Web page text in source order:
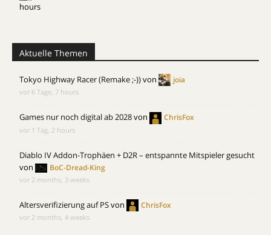
hours
Aktuelle Themen
Tokyo Highway Racer (Remake ;-))von joia
vor 6 Tage, 7 hours
Games nur noch digital ab 2028von ChrisFox
vor 1 Tag, 2 hours
Diablo IV Addon-Trophäen + D2R – entspannte Mitspieler gesucht
von
BoC-Dread-King
vor 2 months, 3 weeks
Altersverifizierung auf PSvon ChrisFox
vor 2 months, 4 weeks